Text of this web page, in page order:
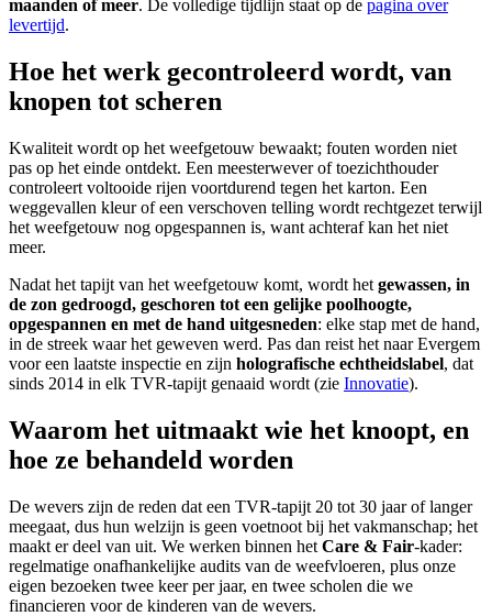
maanden of meer. De volledige tijdlijn staat op de pagina over
levertijd.
Hoe het werk gecontroleerd wordt, van
knopen tot scheren
Kwaliteit wordt op het weefgetouw bewaakt; fouten worden niet
pas op het einde ontdekt. Een meesterwever of toezichthouder
controleert voltooide rijen voortdurend tegen het karton. Een
weggevallen kleur of een verschoven telling wordt rechtgezet terwijl
het weefgetouw nog opgespannen is, want achteraf kan het niet
meer.
Nadat het tapijt van het weefgetouw komt, wordt het gewassen, in
de zon gedroogd, geschoren tot een gelijke poolhoogte,
opgespannen en met de hand uitgesneden: elke stap met de hand,
in de streek waar het geweven werd. Pas dan reist het naar Evergem
voor een laatste inspectie en zijn holografische echtheidslabel, dat
sinds 2014 in elk TVR-tapijt genaaid wordt (zie Innovatie).
Waarom het uitmaakt wie het knoopt, en
hoe ze behandeld worden
De wevers zijn de reden dat een TVR-tapijt 20 tot 30 jaar of langer
meegaat, dus hun welzijn is geen voetnoot bij het vakmanschap; het
maakt er deel van uit. We werken binnen het Care & Fair-kader:
regelmatige onafhankelijke audits van de weefvloeren, plus onze
eigen bezoeken twee keer per jaar, en twee scholen die we
financieren voor de kinderen van de wevers.